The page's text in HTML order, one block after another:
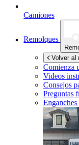
Camiones
Remolques
Volver al
Comienza
Videos
Consejos
Preguntas